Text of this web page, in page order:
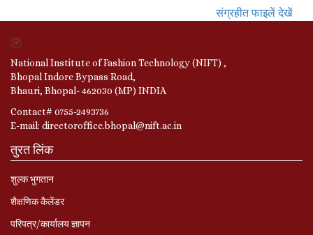
संग्रहीत फाइलें देखें
National Institute of Fashion Technology (NIFT) ,
Bhopal Indore Bypass Road,
Bhauri, Bhopal- 462030 (MP) INDIA
Contact# 0755-2493736
E-mail: directoroffice.bhopal@nift.ac.in
तुरत लिंक
शुल्क भुगतान
शैक्षणिक कैलेंडर
परिपत्र/कार्यालय ज्ञापन